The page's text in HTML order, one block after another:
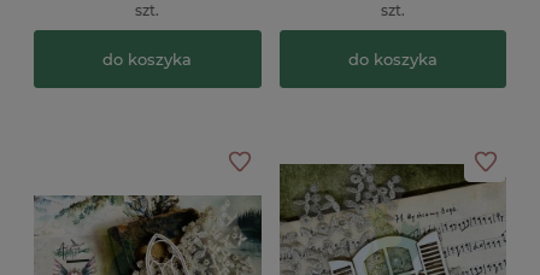
szt.
do koszyka
szt.
do koszyka